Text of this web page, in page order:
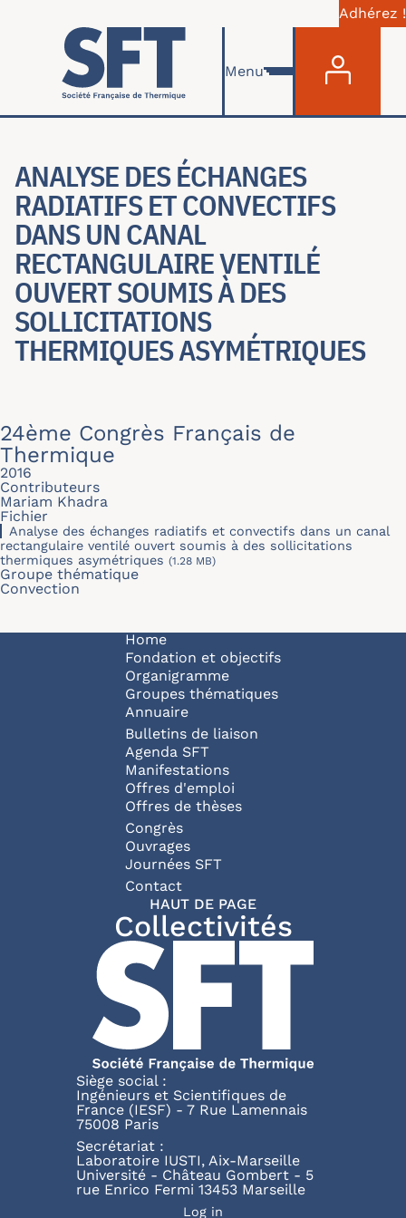
Skip to main content
Adhérez !
Menu
ANALYSE DES ÉCHANGES
RADIATIFS ET CONVECTIFS
DANS UN CANAL
RECTANGULAIRE VENTILÉ
OUVERT SOUMIS À DES
SOLLICITATIONS
THERMIQUES ASYMÉTRIQUES
24ème Congrès Français de
Thermique
2016
Contributeurs
Mariam Khadra
Fichier
Analyse des échanges radiatifs et convectifs dans un canal
rectangulaire ventilé ouvert soumis à des sollicitations
thermiques asymétriques (1.28 MB)
Groupe thématique
Convection
Navigation principale
Home
Fondation et objectifs
Organigramme
Groupes thématiques
Annuaire
Bulletins de liaison
Agenda SFT
Manifestations
Offres d'emploi
Offres de thèses
Congrès
Ouvrages
Journées SFT
Pied de page
Contact
HAUT DE PAGE
Collectivités
Siège social :
Ingénieurs et Scientifiques de
France (IESF) - 7 Rue Lamennais
75008 Paris
Secrétariat :
Laboratoire IUSTI, Aix-Marseille
Université - Château Gombert - 5
rue Enrico Fermi 13453 Marseille
Log in